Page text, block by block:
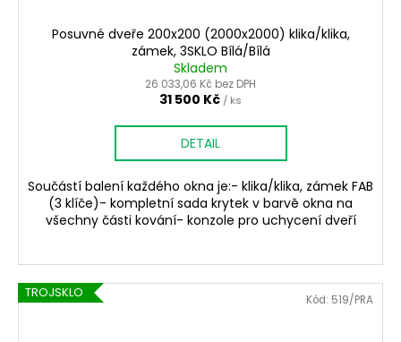
Posuvné dveře 200x200 (2000x2000) klika/klika,
zámek, 3SKLO Bílá/Bílá
Skladem
26 033,06 Kč bez DPH
31 500 Kč / ks
DETAIL
Součástí balení každého okna je:- klika/klika, zámek FAB
(3 klíče)- kompletní sada krytek v barvě okna na
všechny části kování- konzole pro uchycení dveří
TROJSKLO Kód: 519/PRA